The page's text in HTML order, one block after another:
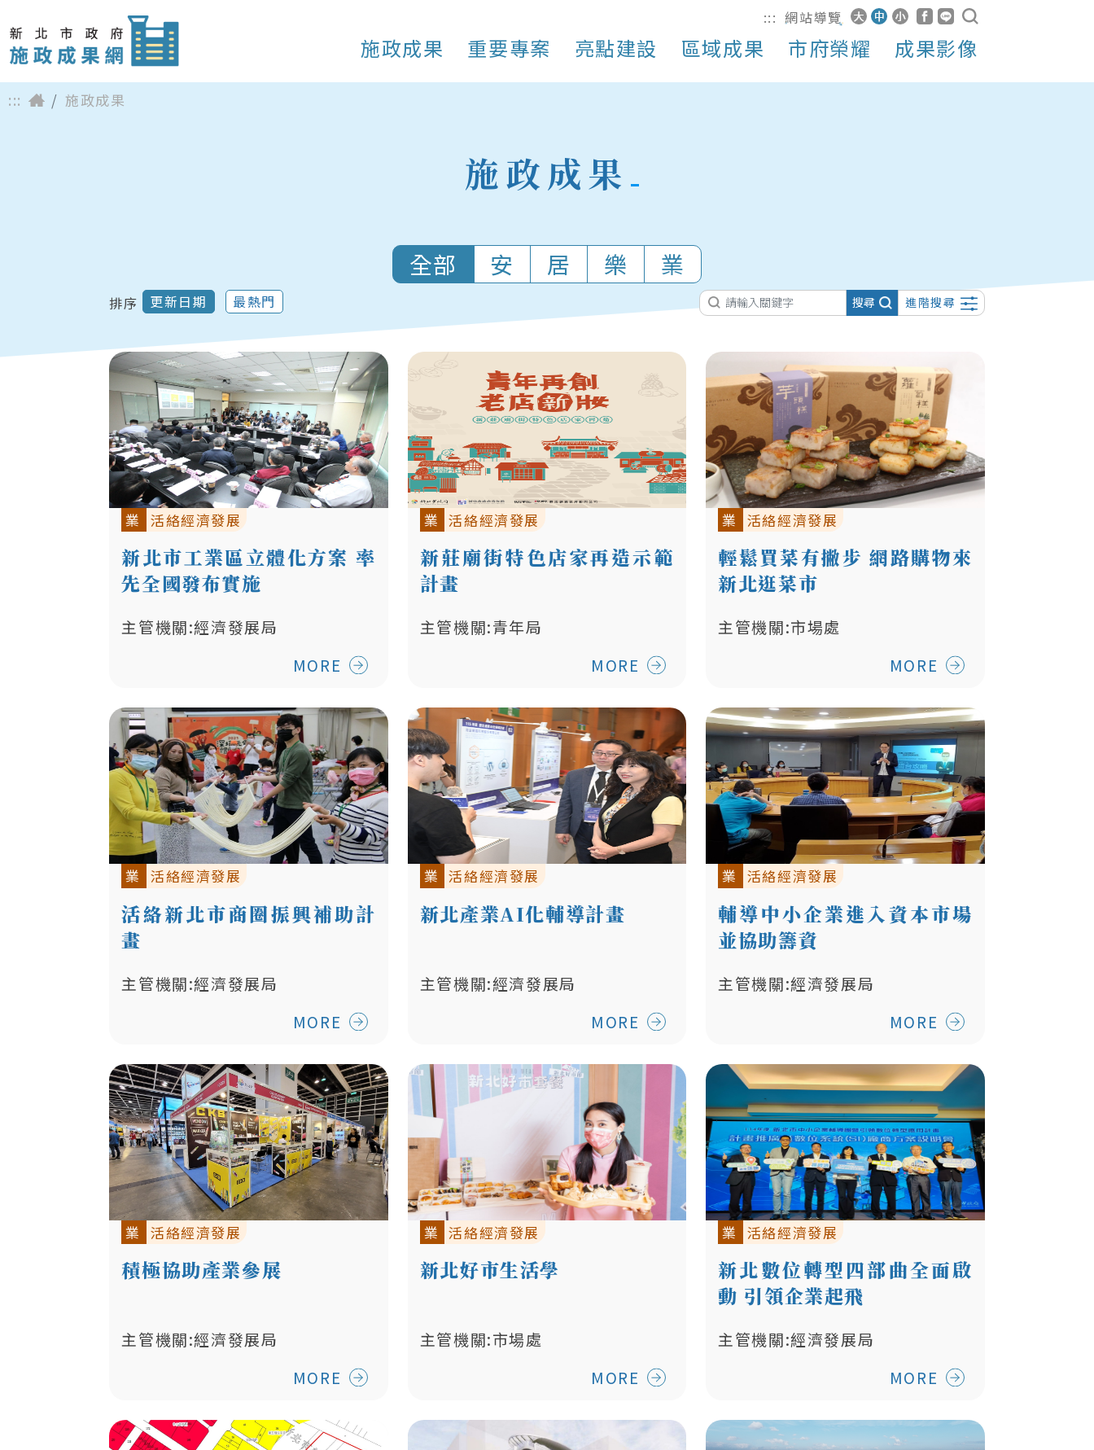
::: 網站導覽
施政成果 重要專案 亮點建設 區域成果 市府榮耀 成果影像
::: 施政成果
施政成果
全部 安 居 樂 業
排序 更新日期 最熱門 搜尋 進階搜尋
業 活絡經濟發展
新北市工業區立體化方案 率
先全國發布實施
主管機關:經濟發展局
MORE
業 活絡經濟發展
新莊廟街特色店家再造示範
計畫
主管機關:青年局
MORE
業 活絡經濟發展
輕鬆買菜有撇步 網路購物來
新北逛菜市
主管機關:市場處
MORE
業 活絡經濟發展
活絡新北市商圈振興補助計
畫
主管機關:經濟發展局
MORE
業 活絡經濟發展
新北產業AI化輔導計畫
主管機關:經濟發展局
MORE
業 活絡經濟發展
輔導中小企業進入資本市場
並協助籌資
主管機關:經濟發展局
MORE
業 活絡經濟發展
積極協助產業參展
主管機關:經濟發展局
MORE
業 活絡經濟發展
新北好市生活學
主管機關:市場處
MORE
業 活絡經濟發展
新北數位轉型四部曲全面啟
動 引領企業起飛
主管機關:經濟發展局
MORE